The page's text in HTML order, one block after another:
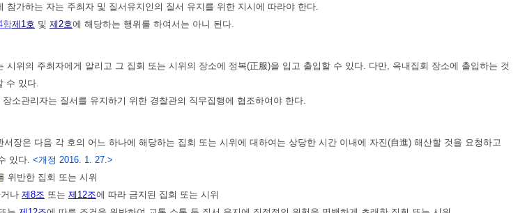
참가하는 자는 주최자 및 질서유지인의 질서 유지를 위한 지시에 따라야 한다.
항제1호 및 제2호에 해당하는 행위를 하여서는 아니 된다.
위의 주최자에게 알리고 그 집회 또는 시위의 장소에 정복(正服)을 입고 출입할 수 있다. 다만, 옥내집회 장소에 출입하는 것
수 있다.
소관리자는 질서를 유지하기 위한 경찰관의 직무집행에 협조하여야 한다.
장은 다음 각 호의 어느 하나에 해당하는 집회 또는 시위에 대하여는 상당한 시간 이내에 자진(自進) 해산할 것을 요청하고
있다. <개정 2016. 1. 27.>
위반한 집회 또는 시위
나 제8조 또는 제12조에 따라 금지된 집회 또는 시위